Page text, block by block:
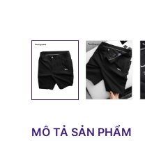
MÔ TẢ SẢN PHẨM